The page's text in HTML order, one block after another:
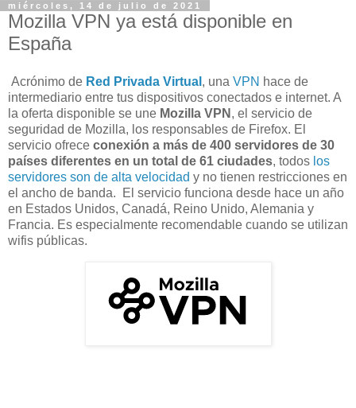
miércoles, 14 de julio de 2021
Mozilla VPN ya está disponible en
España
Acrónimo de Red Privada Virtual , una VPN hace de
intermediario entre tus dispositivos conectados e internet. A
la oferta disponible se une Mozilla VPN , el servicio de
seguridad de Mozilla, los responsables de Firefox. El
servicio ofrece conexión a más de 400 servidores de 30
países diferentes en un total de 61 ciudades, todos los
servidores son de alta velocidad y no tienen restricciones en
el ancho de banda. El servicio funciona desde hace un año
en Estados Unidos, Canadá, Reino Unido, Alemania y
Francia. Es especialmente recomendable cuando se utilizan
wifis públicas.